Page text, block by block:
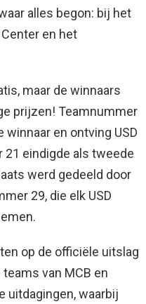
alles begon: bij het
en het
maar de winnaars
prijzen! Teamnummer
en ontving USD
21 eindigde als tweede
werd gedeeld door
29, die elk USD
op de officiële uitslag
van MCB en
uitdagingen, waarbij